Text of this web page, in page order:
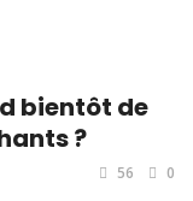
bientôt de
?
56 0